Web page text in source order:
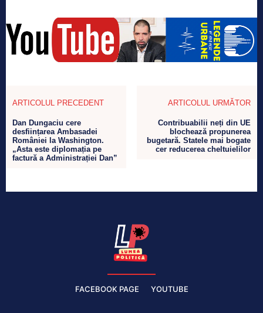
ARTICOLUL PRECEDENT
Dan Dungaciu cere
desființarea Ambasadei
României la Washington.
„Asta este diplomația pe
factură a Administrației Dan”
ARTICOLUL URMĂTOR
Contribuabilii neți din UE
blochează propunerea
bugetară. Statele mai bogate
cer reducerea cheltuielilor
FACEBOOK PAGE YOUTUBE